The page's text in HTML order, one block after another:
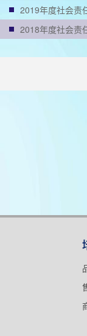
2019年度社会责
2018年度社会责